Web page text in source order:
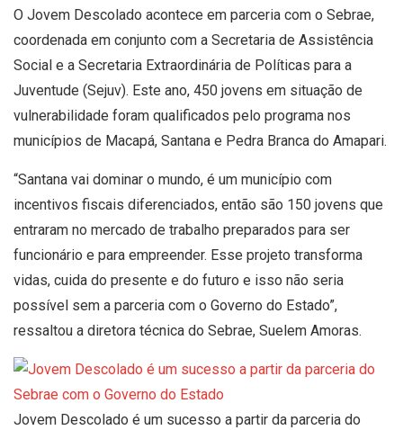
O Jovem Descolado acontece em parceria com o Sebrae,
coordenada em conjunto com a Secretaria de Assistência
Social e a Secretaria Extraordinária de Políticas para a
Juventude (Sejuv). Este ano, 450 jovens em situação de
vulnerabilidade foram qualificados pelo programa nos
municípios de Macapá, Santana e Pedra Branca do Amapari.
“Santana vai dominar o mundo, é um município com
incentivos fiscais diferenciados, então são 150 jovens que
entraram no mercado de trabalho preparados para ser
funcionário e para empreender. Esse projeto transforma
vidas, cuida do presente e do futuro e isso não seria
possível sem a parceria com o Governo do Estado”,
ressaltou a diretora técnica do Sebrae, Suelem Amoras.
Jovem Descolado é um sucesso a partir da parceria do